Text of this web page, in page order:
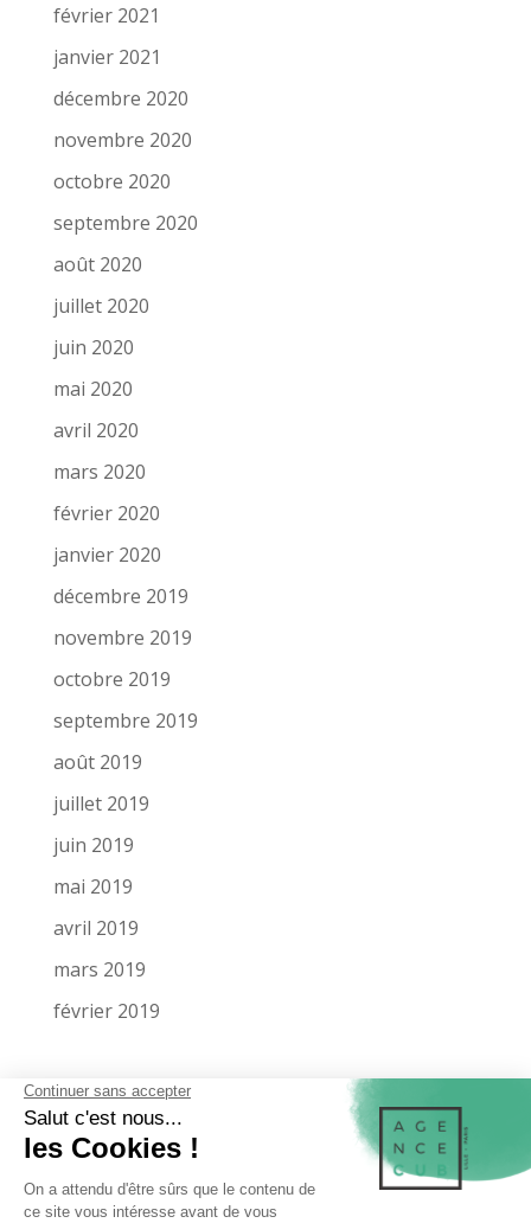
février 2021
janvier 2021
décembre 2020
novembre 2020
octobre 2020
septembre 2020
août 2020
juillet 2020
juin 2020
mai 2020
avril 2020
mars 2020
février 2020
janvier 2020
décembre 2019
novembre 2019
octobre 2019
septembre 2019
août 2019
juillet 2019
juin 2019
mai 2019
avril 2019
mars 2019
février 2019
LA SOCIÉTÉ
MENTIONS LÉGALES
MIEUX NOUS CONNAÎTRE
NOS RÉFÉRENCES